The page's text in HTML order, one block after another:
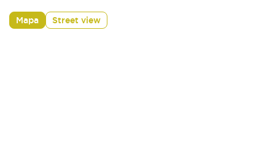
Mapa Street view